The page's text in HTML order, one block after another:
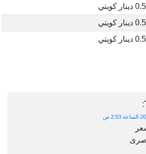
كويتي
كويتي
كويتي
: